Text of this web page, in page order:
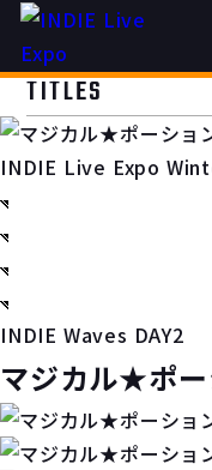
TITLES
INDIE Live Expo
INDIE Waves DAY2
マジカル★ポ